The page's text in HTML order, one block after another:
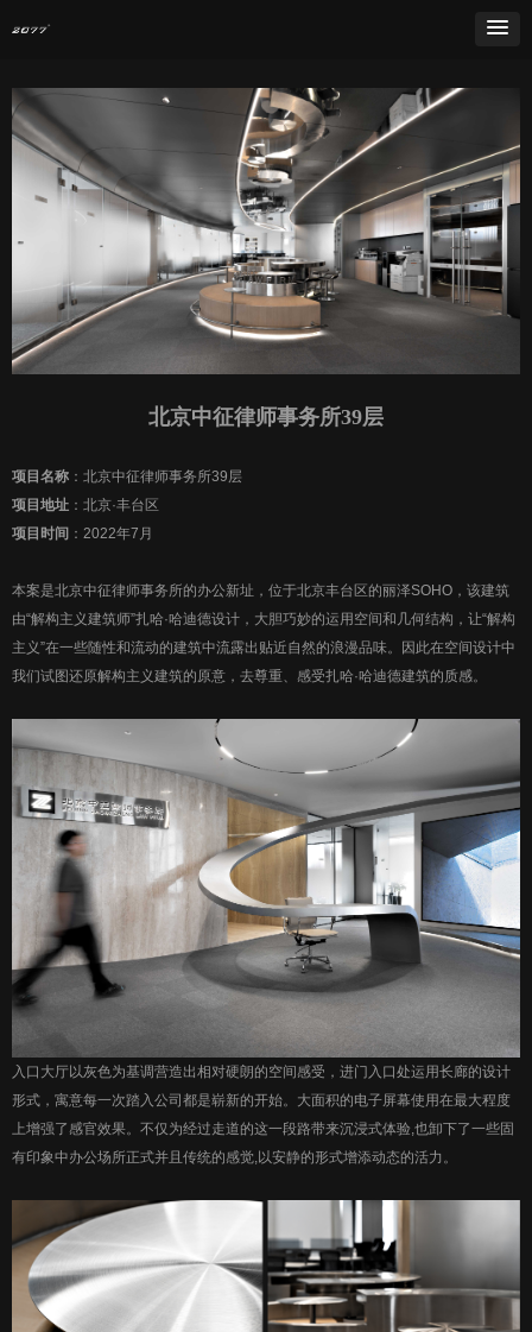
北京中征律师事务所39层
项目名称 ：北京中征律师事务所39层
项目地址 ：北京·丰台区
项目时间 ：2022年7月
本案是北京中征律师事务所的办公新址，位于北京丰台区的丽泽SOHO，该建筑
由“解构主义建筑师”扎哈·哈迪德设计，大胆巧妙的运用空间和几何结构，让“解构
主义”在一些随性和流动的建筑中流露出贴近自然的浪漫品味。因此在空间设计中
我们试图还原解构主义建筑的原意，去尊重、感受扎哈·哈迪德建筑的质感。
入口大厅以灰色为基调营造出相对硬朗的空间感受，进门入口处运用长廊的设计
形式，寓意每一次踏入公司都是崭新的开始。大面积的电子屏幕使用在最大程度
上增强了感官效果。不仅为经过走道的这一段路带来沉浸式体验,也卸下了一些固
有印象中办公场所正式并且传统的感觉,以安静的形式增添动态的活力。